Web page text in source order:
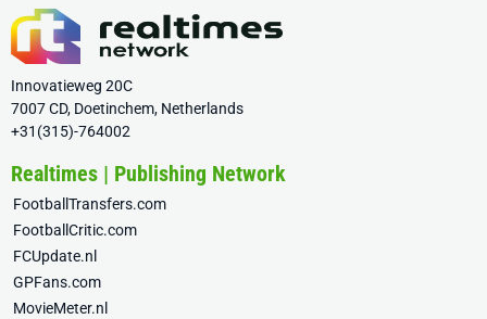
Innovatieweg 20C
7007 CD, Doetinchem, Netherlands
+31(315)-764002
Realtimes | Publishing Network
FootballTransfers.com
FootballCritic.com
FCUpdate.nl
GPFans.com
MovieMeter.nl